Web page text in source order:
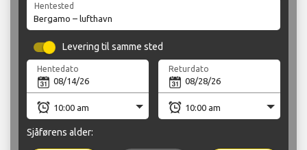
Hentested
Levering til samme sted
Hentedato Returdato
Sjåførens alder: